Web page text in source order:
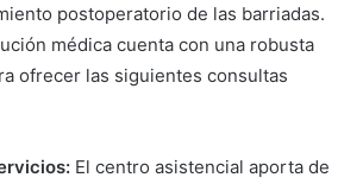
postoperatorio de las barriadas.
médica cuenta con una robusta
ofrecer las siguientes consultas
El centro asistencial aporta de